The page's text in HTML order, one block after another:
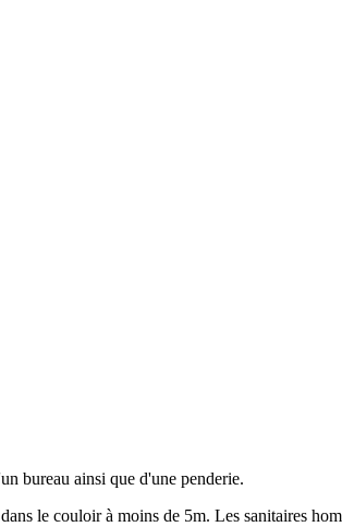
bureau ainsi que d'une penderie.
le couloir à moins de 5m. Les sanitaires